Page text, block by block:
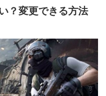
？変更できる方法